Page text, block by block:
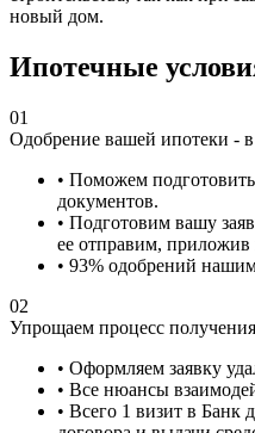
новый дом.
Ипотечные
01
Одобрение вашей ипотеки -
• Поможем
документов.
• Подготовим вашу
ее отправим, приложив
• 93% одобрений
02
Упрощаем процесс
• Оформляем заявку
• Все нюансы
• Всего 1 визит в Банк